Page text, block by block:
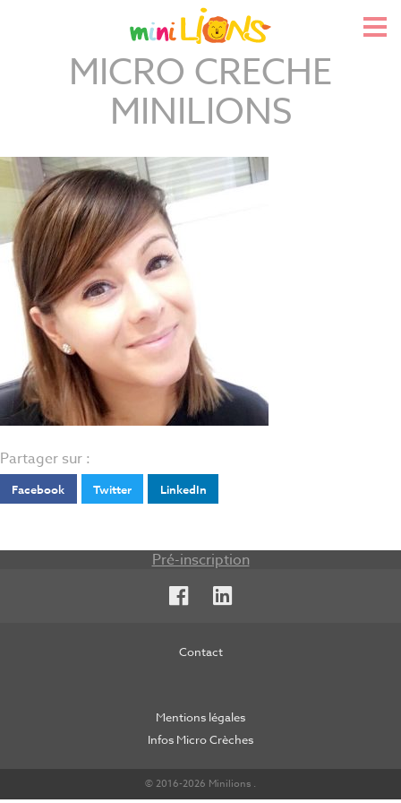
MICRO CRECHE
MINILIONS
Partager sur :
Facebook Twitter LinkedIn
Pré-inscription
Facebook
Contact
Mentions légales
Infos Micro Crèches
© 2016-2026 Minilions .